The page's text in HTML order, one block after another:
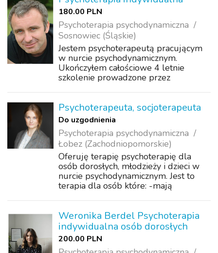
doświadczenie oraz profesjonali...
180.00 PLN
Psychoterapia psychodynamiczna
Sosnowiec (Śląskie)
Jestem psychoterapeutą pracującym
w nurcie psychodynamicznym.
Ukończyłem całościowe 4 letnie
szkolenie prowadzone przez
doświadczenie poszerzałem również
szkoląc się w Fundacji Rozwoju
Terapii Rodzin na Szlak...
Psychoterapeuta, socjoterapeuta
Do uzgodnienia
Psychoterapia psychodynamiczna
Łobez (Zachodniopomorskie)
Oferuję terapię psychoterapię dla
osób dorosłych, młodzieży i dzieci w
nurcie psychodynamicznym. Jest to
terapia dla osób które: -mają
lęk, - zmagają się z depresją, - są w
kryzy...
Weronika Berdel Psychoterapia
indywidualna osób dorosłych
200.00 PLN